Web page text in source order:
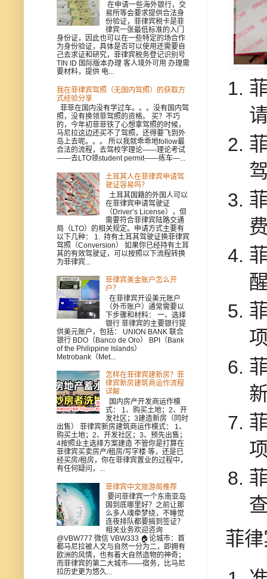
菲
在申请一些海外银行，交
易所等会要求提供合法身
份验证，菲律宾税卡是菲
律宾一张最低标准的入门
身份证，因此也可以在一些特定的场合作
为身份验证，具体是否可以使用还需要自
己去求证和研究，菲律宾税务登记识别号
TIN ID 国际版本办理 客人境外可用 办理需
要材料，提供 电...
我在菲律宾驾照（无国内驾照）的获取方
式经验分享
菲菲在国内没有学过车。。。没有国内驾
照，没有换领菲驾照的资格。 买？不巧
的，今年初菲菲铁了心想拿驾照的时候，
马尼拉这边还买不了驾照，还得要飞到外
岛上去呢。。。 所以我就乖乖地follow最
合法的流程，去驾校学理论——理论考试
——去LTO领student permit——练车—...
土耳其人在菲律宾申请驾
驶证容易吗？
土耳其国籍的外国人可以
在菲律宾申请驾驶证
（Driver’s License），但
需要符合菲律宾陆路交通
局（LTO）的相关规定。申请方式主要有
以下几种： 1. 持有土耳其驾驶证换菲律宾
驾照（Conversion） 如果你已经持有土耳
其的有效驾驶证，可以按照以下流程转换
为菲律宾...
菲律宾美金账户怎么开
户？
在菲律宾开设美元账户
（外币账户）通常需要以
下步骤和材料： 一、选择
银行 菲律宾的主要银行提
供美元账户，包括： UNION BANK 联合
银行 BDO（Banco de Oro） BPI（Bank
of the Philippine Islands）
Metrobank（Met...
怎样在菲律宾建新房？菲
律宾新房建筑商运作流程
详解
国内房产开发商运作模
式： 1、购买土地；2、开
发社区；3建造新房（同时
出售） 菲律宾新房建筑商运作模式： 1、
购买土地；2、开发社区；3、预先出售；
4按照业主选择方案建造 不管你是打算在
菲律宾买卖房产/租房/写字楼 等，还是已
经买房/租房，你在菲律宾置业的过程中，
有任何疑问，...
菲律宾中文旅游局推荐
要问菲律宾一个东南亚岛
国到底哪里好？之前让那
么多人魂牵梦绕，不睡觉
连夜排队都要搞到签证？
相关业务欢迎咨询
@VBW777 微信 VBW333 🏠论城市：首
都马尼拉被人文与自然一分为二，即拥有
欧洲的风情，也有着大自然造物的神奇；
而菲律宾的第二大城市——宿务，比马尼
拉历史更为悠久...